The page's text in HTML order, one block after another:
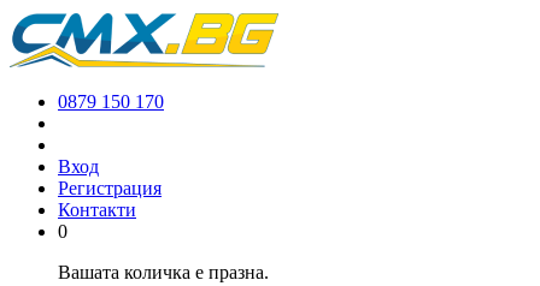
0879 150 170
Вход
Регистрация
Контакти
0
Вашата количка е празна.